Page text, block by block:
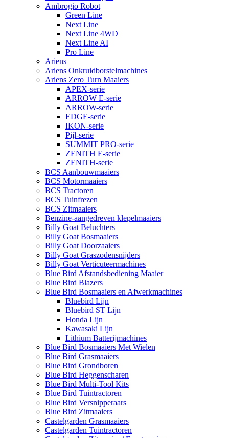
Ambrogio Robot
Green Line
Next Line
Next Line 4WD
Next Line AI
Pro Line
Ariens
Ariens Onkruidborstelmachines
Ariens Zero Turn Maaiers
APEX-serie
ARROW E-serie
ARROW-serie
EDGE-serie
IKON-serie
Pijl-serie
SUMMIT PRO-serie
ZENITH E-serie
ZENITH-serie
BCS Aanbouwmaaiers
BCS Motormaaiers
BCS Tractoren
BCS Tuinfrezen
BCS Zitmaaiers
Benzine-aangedreven klepelmaaiers
Billy Goat Beluchters
Billy Goat Bosmaaiers
Billy Goat Doorzaaiers
Billy Goat Graszodensnijders
Billy Goat Verticuteermachines
Blue Bird Afstandsbediening Maaier
Blue Bird Blazers
Blue Bird Bosmaaiers en Afwerkmachines
Bluebird Lijn
Bluebird ST Lijn
Honda Lijn
Kawasaki Lijn
Lithium Batterijmachines
Blue Bird Bosmaaiers Met Wielen
Blue Bird Grasmaaiers
Blue Bird Grondboren
Blue Bird Heggenscharen
Blue Bird Multi-Tool Kits
Blue Bird Tuintractoren
Blue Bird Versnipperaars
Blue Bird Zitmaaiers
Castelgarden Grasmaaiers
Castelgarden Tuintractoren